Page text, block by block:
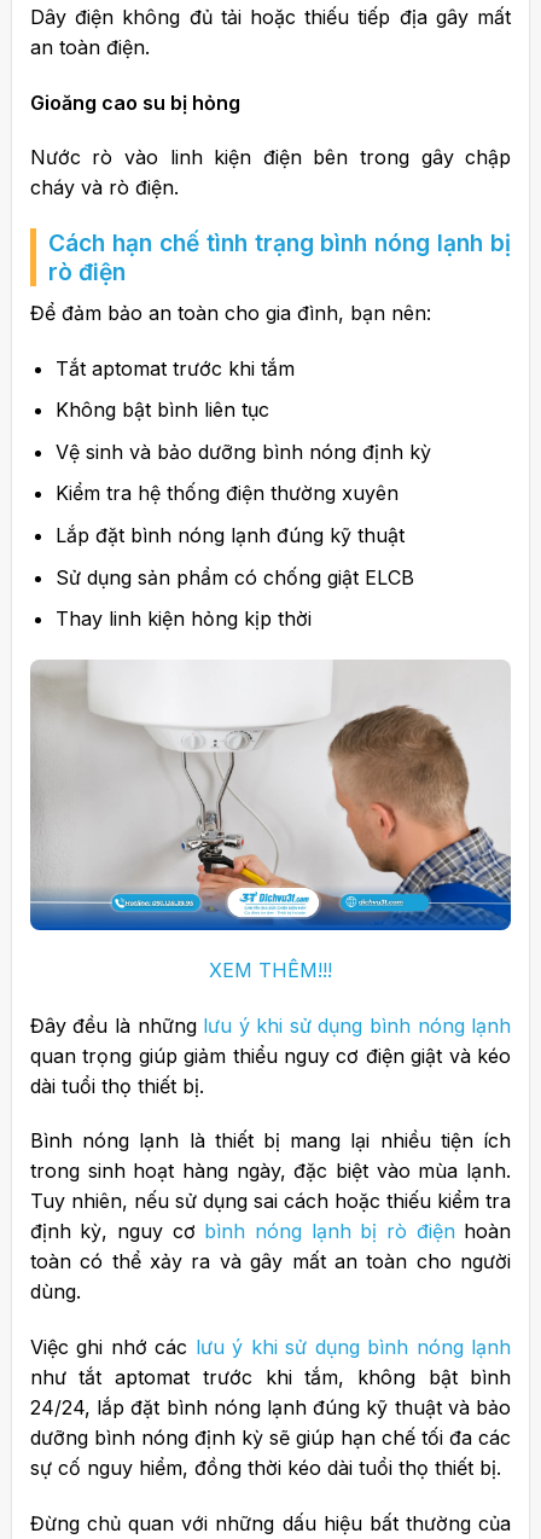
Dây điện không đủ tải hoặc thiếu tiếp địa gây mất
an toàn điện.
Gioăng cao su bị hỏng
Nước rò vào linh kiện điện bên trong gây chập
cháy và rò điện.
Cách hạn chế tình trạng bình nóng lạnh bị
rò điện
Để đảm bảo an toàn cho gia đình, bạn nên:
Tắt aptomat trước khi tắm
Không bật bình liên tục
Vệ sinh và bảo dưỡng bình nóng định kỳ
Kiểm tra hệ thống điện thường xuyên
Lắp đặt bình nóng lạnh đúng kỹ thuật
Sử dụng sản phẩm có chống giật ELCB
Thay linh kiện hỏng kịp thời
XEM THÊM!!!
Đây đều là những lưu ý khi sử dụng bình nóng lạnh
quan trọng giúp giảm thiểu nguy cơ điện giật và kéo
dài tuổi thọ thiết bị.
Bình nóng lạnh là thiết bị mang lại nhiều tiện ích
trong sinh hoạt hàng ngày, đặc biệt vào mùa lạnh.
Tuy nhiên, nếu sử dụng sai cách hoặc thiếu kiểm tra
định kỳ, nguy cơ bình nóng lạnh bị rò điệnhoàn
toàn có thể xảy ra và gây mất an toàn cho người
dùng.
Việc ghi nhớ các lưu ý khi sử dụng bình nóng lạnh
như tắt aptomat trước khi tắm, không bật bình
24/24, lắp đặt bình nóng lạnh đúng kỹ thuật và bảo
dưỡng bình nóng định kỳ sẽ giúp hạn chế tối đa các
sự cố nguy hiểm, đồng thời kéo dài tuổi thọ thiết bị.
Đừng chủ quan với những dấu hiệu bất thường của